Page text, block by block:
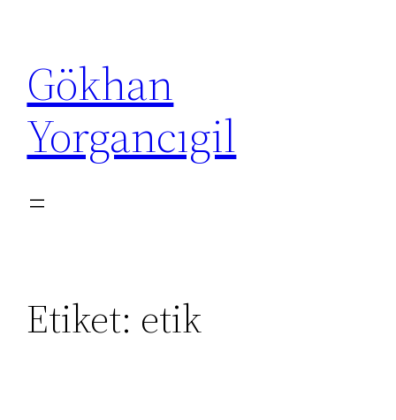
Gökhan
Yorgancıgil
Etiket: etik